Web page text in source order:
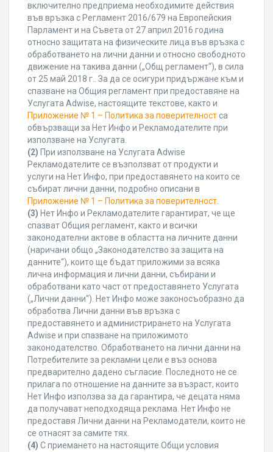
включително предприема необходимите действия
във връзка с Регламент 2016/679 на Европейския
Парламент и на Съвета от 27 април 2016 година
относно защитата на физическите лица във връзка с
обработването на лични данни и относно свободното
движение на такива данни („Общ регламент“), в сила
от 25 май 2018 г.. За да се осигури придържане към и
спазване на Общия регламент при предоставяне на
Услугата Adwise, настоящите текстове, както и
Приложение № 1 – Политика за поверителностса
обвързващи за Нет Инфо и Рекламодателите при
използване на Услугата.
(2) При използване на Услугата Adwise
Рекламодателите се възползват от продукти и
услуги на Нет Инфо, при предоставянето на които се
събират лични данни, подробно описани в
Приложение № 1 – Политика за поверителност
(3) Нет Инфо и Рекламодателите гарантират, че ще
спазват Общия регламент, както и всички
законодателни актове в областта на личните данни
(наричани общо „Законодателство за защита на
данните“), които ще бъдат приложими за всяка
лична информация и лични данни, събирани и
обработвани като част от предоставянето Услугата
(„Лични данни“). Нет Инфо може законосъобразно да
обработва Лични данни във връзка с
предоставянето и администрирането на Услугата
Adwise и при спазване на приложимото
законодателство. Обработването на лични данни на
Потребителите за рекламни цели е въз основа
предварително дадено съгласие. Последното не се
прилага по отношение на данните за възраст, които
Нет Инфо използва за да гарантира, че децата няма
да получават неподходяща реклама. Нет Инфо не
предоставя Лични данни на Рекламодатели, които не
се отнасят за самите тях.
(4) С приемането на настоящите Общи условия